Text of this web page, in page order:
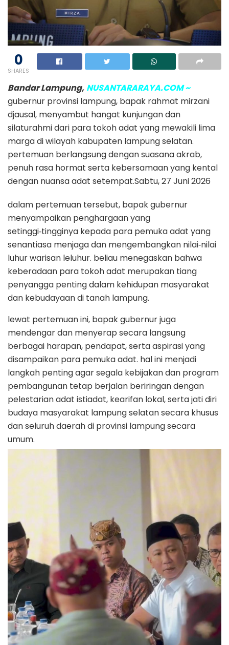
0
SHARES
Bandar Lampung, NUSANTARARAYA.COM ~
gubernur provinsi lampung, bapak rahmat mirzani
djausal, menyambut hangat kunjungan dan
silaturahmi dari para tokoh adat yang mewakili lima
marga di wilayah kabupaten lampung selatan.
pertemuan berlangsung dengan suasana akrab,
penuh rasa hormat serta kebersamaan yang kental
dengan nuansa adat setempat.Sabtu, 27 Juni 2026
dalam pertemuan tersebut, bapak gubernur
menyampaikan penghargaan yang
setinggi‑tingginya kepada para pemuka adat yang
senantiasa menjaga dan mengembangkan nilai‑nilai
luhur warisan leluhur. beliau menegaskan bahwa
keberadaan para tokoh adat merupakan tiang
penyangga penting dalam kehidupan masyarakat
dan kebudayaan di tanah lampung.
lewat pertemuan ini, bapak gubernur juga
mendengar dan menyerap secara langsung
berbagai harapan, pendapat, serta aspirasi yang
disampaikan para pemuka adat. hal ini menjadi
langkah penting agar segala kebijakan dan program
pembangunan tetap berjalan beriringan dengan
pelestarian adat istiadat, kearifan lokal, serta jati diri
budaya masyarakat lampung selatan secara khusus
dan seluruh daerah di provinsi lampung secara
umum.